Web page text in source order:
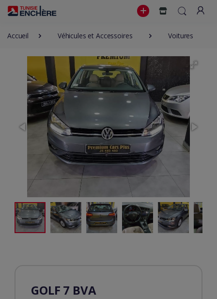
Accueil Véhicules et Accessoires Voitures
GOLF 7 BVA